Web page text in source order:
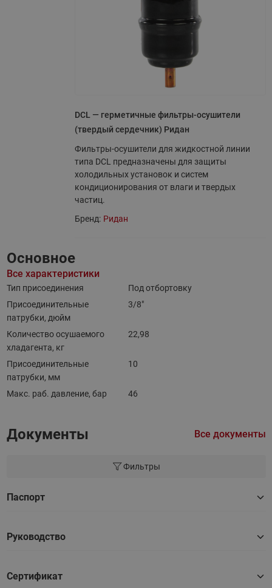
DCL — герметичные фильтры-осушители
(твердый сердечник) Ридан
Фильтры-осушители для жидкостной линии
типа DCL предназначены для защиты
холодильных установок и систем
кондиционирования от влаги и твердых
частиц.
Бренд: Ридан
Основное
Все характеристики
Тип присоединения
Под отбортовку
Присоединительные
патрубки, дюйм
3/8"
Количество осушаемого
хладагента, кг
22,98
Присоединительные
патрубки, мм
10
Макс. раб. давление, бар 46
Документы Все документы
Фильтры
Паспорт
Руководство
Сертификат